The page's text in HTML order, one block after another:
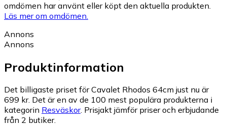
omdömen har använt eller köpt den aktuella produkten.
Läs mer om omdömen.
Annons
Annons
Produktinformation
Det billigaste priset för Cavalet Rhodos 64cm just nu är
699 kr. Det är en av de 100 mest populära produkterna i
kategorin Resväskor. Prisjakt jämför priser och erbjudande
från 2 butiker.